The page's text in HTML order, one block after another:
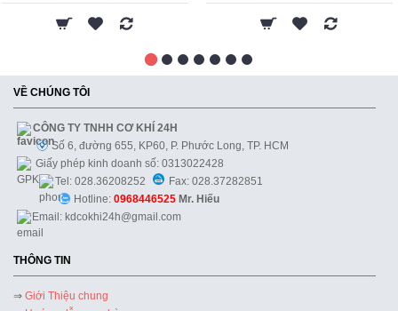
VỀ CHÚNG TÔI
CÔNG TY TNHH CƠ KHÍ 24H
Số 6, đường 655, KP60, P. Phước Long, TP. HCM
Giấy phép kinh doanh số: 0313022428
Tel: 028.36208252
Fax: 028.37282851
Hotline: 0968446525 Mr. Hiếu
Email: kdcokhi24h@gmail.com
THÔNG TIN
⇒ Giới Thiệu chung